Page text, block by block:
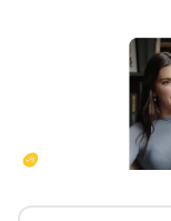
Proposer un outil
Sponsoriser